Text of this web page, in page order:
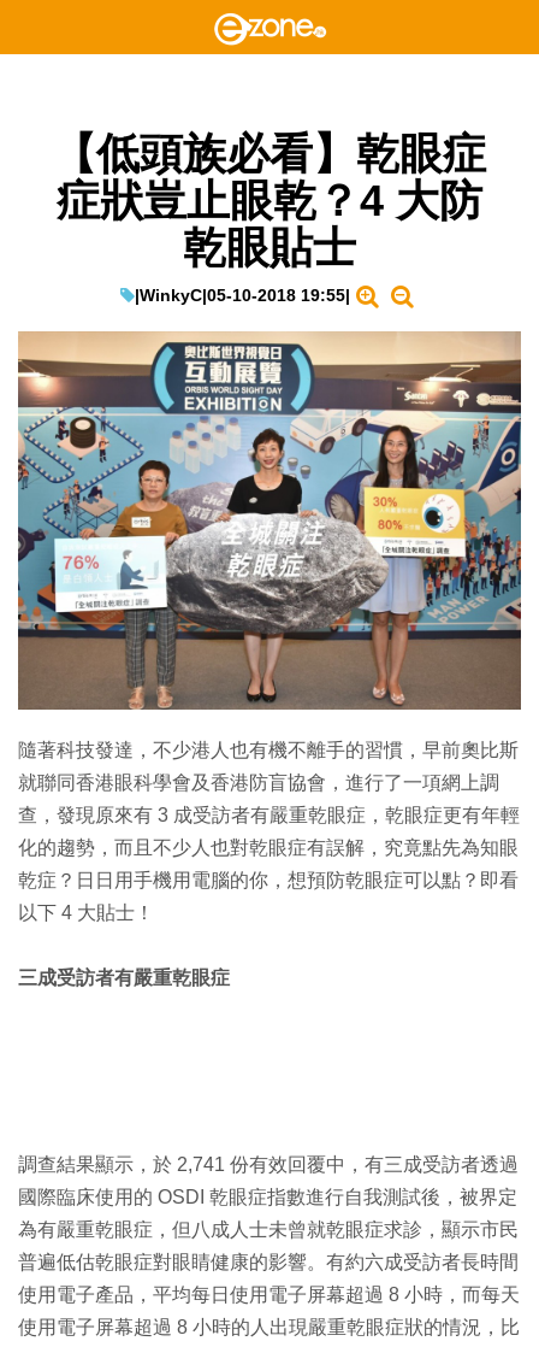
【低頭族必看】乾眼症
症狀豈止眼乾？4 大防
乾眼貼士
|WinkyC|05-10-2018 19:55|
隨著科技發達，不少港人也有機不離手的習慣，早前奧比斯
就聯同香港眼科學會及香港防盲協會，進行了一項網上調
查，發現原來有 3 成受訪者有嚴重乾眼症，乾眼症更有年輕
化的趨勢，而且不少人也對乾眼症有誤解，究竟點先為知眼
乾症？日日用手機用電腦的你，想預防乾眼症可以點？即看
以下 4 大貼士！
三成受訪者有嚴重乾眼症
調查結果顯示，於 2,741 份有效回覆中，有三成受訪者透過
國際臨床使用的 OSDI 乾眼症指數進行自我測試後，被界定
為有嚴重乾眼症，但八成人士未曾就乾眼症求診，顯示市民
普遍低估乾眼症對眼睛健康的影響。有約六成受訪者長時間
使用電子產品，平均每日使用電子屏幕超過 8 小時，而每天
使用電子屏幕超過 8 小時的人出現嚴重乾眼症狀的情況，比